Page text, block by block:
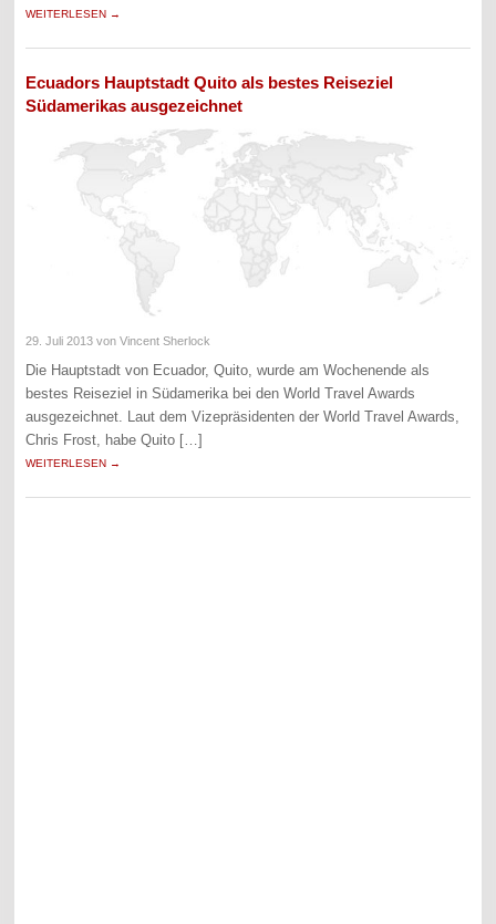
WEITERLESEN →
Ecuadors Hauptstadt Quito als bestes Reiseziel
Südamerikas ausgezeichnet
29. Juli 2013 von Vincent Sherlock
Die Hauptstadt von Ecuador, Quito, wurde am Wochenende als
bestes Reiseziel in Südamerika bei den World Travel Awards
ausgezeichnet. Laut dem Vizepräsidenten der World Travel Awards,
Chris Frost, habe Quito […]
WEITERLESEN →